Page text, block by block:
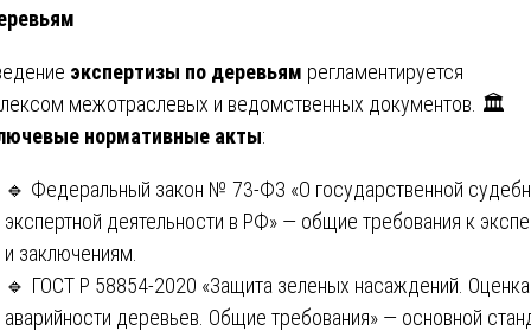
экспертизы по деревьям регламентируется
межотраслевых и ведомственных документов. 🏛️
нормативные акты:
🔹 Федеральный закон № 73-ФЗ «О государственной
экспертной деятельности в РФ» — общие требования к
и заключениям.
🔹 ГОСТ Р 58854-2020 «Защита зеленых насаждений. Оценка
аварийности деревьев. Общие требования» — основной